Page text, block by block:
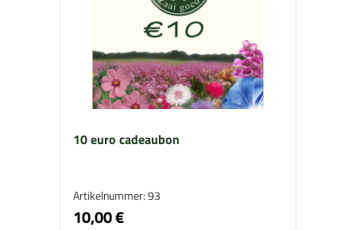
10 euro cadeaubon
Artikelnummer: 93
10,00 €